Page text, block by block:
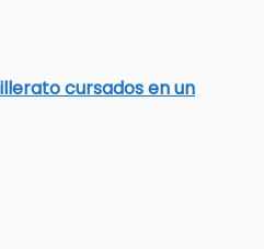
cursados en un